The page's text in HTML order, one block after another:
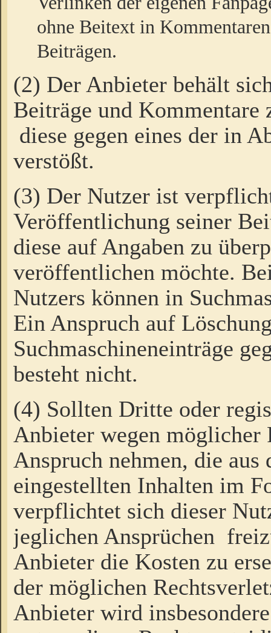
ohne Beitext in
Beiträgen.
(2) Der Anbieter behält
Beiträge und Kommentare
diese gegen eines der in
verstößt.
(3) Der Nutzer ist
Veröffentlichung seiner
diese auf Angaben zu
veröffentlichen möchte.
Nutzers können in
Ein Anspruch auf
Suchmaschineneinträge
besteht nicht.
(4) Sollten Dritte oder
Anbieter wegen möglicher
Anspruch nehmen, die
eingestellten Inhalten im
verpflichtet sich dieser
jeglichen Ansprüchen
Anbieter die Kosten zu
der möglichen
Anbieter wird